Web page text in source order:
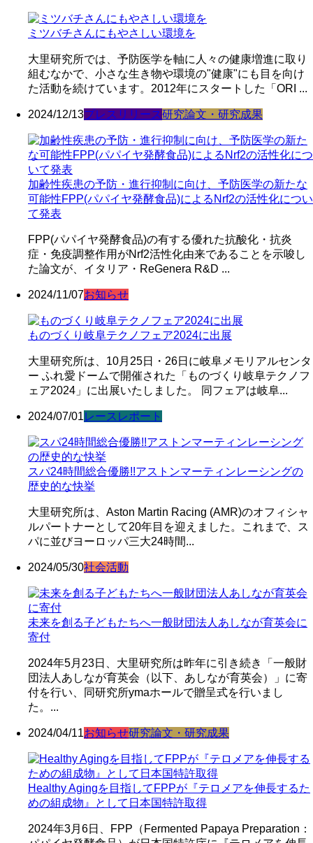
ミツバチさんにもやさしい環境を
大里研究所では、予防医学を軸に人々の健康増進に取り
組むなかで、小さな生き物や環境の"健康"にも目を向け
た活動を続けています。2012年にスタートした「ORI ...
2024/12/13プレスリリース研究論文・研究成果
加齢性疾患の予防・進行抑制に向け、予防医学の新たな
可能性FPP(パパイヤ発酵食品)によるNrf2の活性化につい
て発表
FPP(パパイヤ発酵食品)の有する優れた抗酸化・抗炎
症・免疫調整作用がNrf2活性化由来であることを示唆し
た論文が、イタリア・ReGenera R&D ...
2024/11/07お知らせ
ものづくり岐阜テクノフェア2024に出展
大里研究所は、10月25日・26日に岐阜メモリアルセンタ
ー ふれ愛ドームで開催された「ものづくり岐阜テクノフ
ェア2024」に出展いたしました。 同フェアは岐阜...
2024/07/01レースレポート
スパ24時間総合優勝!!アストンマーティンレーシングの
歴史的な快挙
大里研究所は、Aston Martin Racing (AMR)のオフィシャ
ルパートナーとして20年目を迎えました。これまで、ス
パに並びヨーロッパ三大24時間...
2024/05/30社会活動
未来を創る子どもたちへ一般財団法人あしなが育英会に
寄付
2024年5月23日、大里研究所は昨年に引き続き「一般財
団法人あしなが育英会（以下、あしなが育英会）」に寄
付を行い、同研究所ymaホールで贈呈式を行いまし
た。...
2024/04/11お知らせ研究論文・研究成果
Healthy Agingを目指してFPPが『テロメアを伸長するた
めの組成物』として日本国特許取得
2024年3月6日、FPP（Fermented Papaya Preparation：